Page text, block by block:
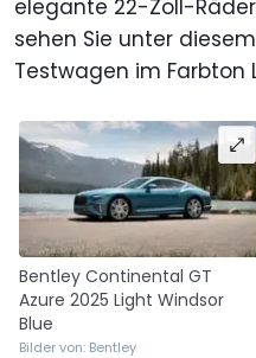
elegante 22-Zoll-
sehen Sie unter
Testwagen im Farbton
Bentley Continental GT
Azure 2025 Light Windsor
Blue
Bilder von: Bentley